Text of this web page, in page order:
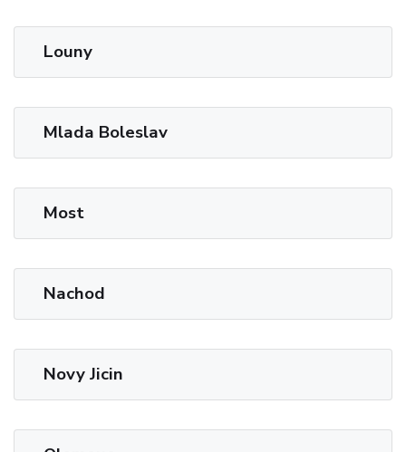
Louny
Mlada Boleslav
Most
Nachod
Novy Jicin